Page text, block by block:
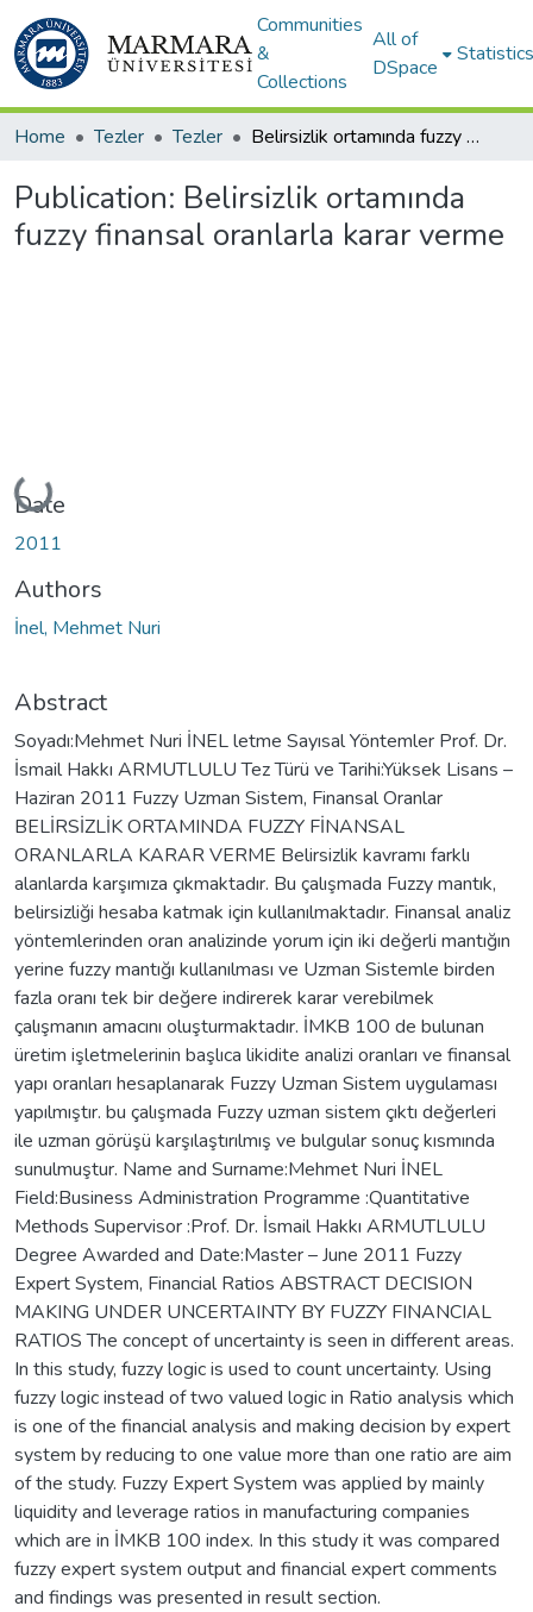
Communities
&
Collections
All of
DSpace
Statistics
Home Tezler Tezler Belirsizlik ortamında fuzzy finansal oranlarla karar verme
Publication: Belirsizlik ortamında
fuzzy finansal oranlarla karar verme
Loading...
Date
2011
Authors
İnel, Mehmet Nuri
Abstract
Soyadı:Mehmet Nuri İNEL letme Sayısal Yöntemler Prof. Dr.
İsmail Hakkı ARMUTLULU Tez Türü ve Tarihi:Yüksek Lisans –
Haziran 2011 Fuzzy Uzman Sistem, Finansal Oranlar
BELİRSİZLİK ORTAMINDA FUZZY FİNANSAL
ORANLARLA KARAR VERME Belirsizlik kavramı farklı
alanlarda karşımıza çıkmaktadır. Bu çalışmada Fuzzy mantık,
belirsizliği hesaba katmak için kullanılmaktadır. Finansal analiz
yöntemlerinden oran analizinde yorum için iki değerli mantığın
yerine fuzzy mantığı kullanılması ve Uzman Sistemle birden
fazla oranı tek bir değere indirerek karar verebilmek
çalışmanın amacını oluşturmaktadır. İMKB 100 de bulunan
üretim işletmelerinin başlıca likidite analizi oranları ve finansal
yapı oranları hesaplanarak Fuzzy Uzman Sistem uygulaması
yapılmıştır. bu çalışmada Fuzzy uzman sistem çıktı değerleri
ile uzman görüşü karşılaştırılmış ve bulgular sonuç kısmında
sunulmuştur. Name and Surname:Mehmet Nuri İNEL
Field:Business Administration Programme :Quantitative
Methods Supervisor :Prof. Dr. İsmail Hakkı ARMUTLULU
Degree Awarded and Date:Master – June 2011 Fuzzy
Expert System, Financial Ratios ABSTRACT DECISION
MAKING UNDER UNCERTAINTY BY FUZZY FINANCIAL
RATIOS The concept of uncertainty is seen in different areas.
In this study, fuzzy logic is used to count uncertainty. Using
fuzzy logic instead of two valued logic in Ratio analysis which
is one of the financial analysis and making decision by expert
system by reducing to one value more than one ratio are aim
of the study. Fuzzy Expert System was applied by mainly
liquidity and leverage ratios in manufacturing companies
which are in İMKB 100 index. In this study it was compared
fuzzy expert system output and financial expert comments
and findings was presented in result section.